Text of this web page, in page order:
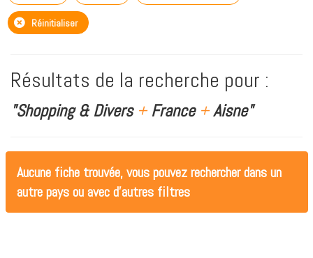
Réinitialiser
Résultats de la recherche pour :
"Shopping & Divers +France +Aisne"
Aucune fiche trouvée, vous pouvez rechercher dans un
autre pays ou avec d'autres filtres